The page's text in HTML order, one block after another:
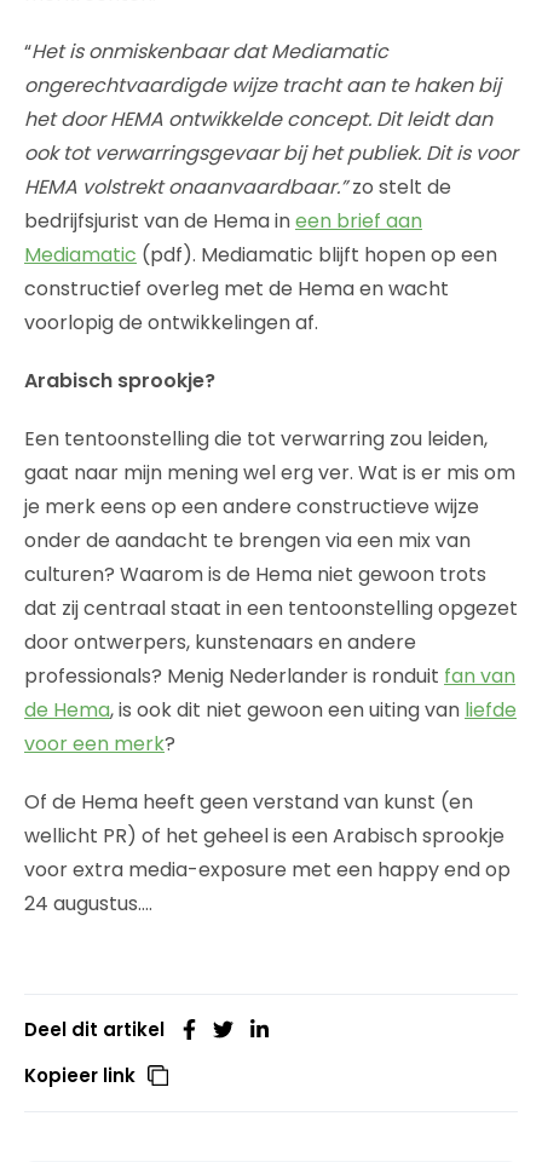
“Het is onmiskenbaar dat Mediamatic
ongerechtvaardigde wijze tracht aan te haken bij
het door HEMA ontwikkelde concept. Dit leidt dan
ook tot verwarringsgevaar bij het publiek. Dit is voor
HEMA volstrekt onaanvaardbaar.”zo stelt de
bedrijfsjurist van de Hema ineen brief aan
Mediamatic (pdf). Mediamatic blijft hopen op een
constructief overleg met de Hema en wacht
voorlopig de ontwikkelingen af.
Arabisch sprookje?
Een tentoonstelling die tot verwarring zou leiden,
gaat naar mijn mening wel erg ver. Wat is er mis om
je merk eens op een andere constructieve wijze
onder de aandacht te brengen via een mix van
culturen? Waarom is de Hema niet gewoon trots
dat zij centraal staat in een tentoonstelling opgezet
door ontwerpers, kunstenaars en andere
professionals? Menig Nederlander is ronduit fan van
de Hema, is ook dit niet gewoon een uiting van liefde
voor een merk?
Of de Hema heeft geen verstand van kunst (en
wellicht PR) of het geheel is een Arabisch sprookje
voor extra media-exposure met een happy end op
24 augustus….
Deel dit artikel
Kopieer link